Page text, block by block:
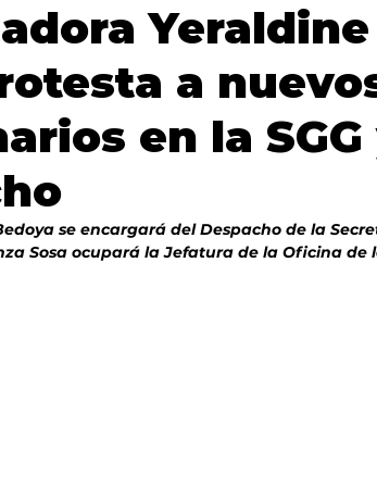
a
en la SGG
se encargará del Despacho de la
Sosa ocupará la Jefatura de la Oficina de